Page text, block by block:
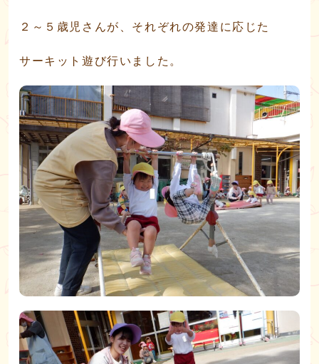
２～５歳児さんが、それぞれの発達に応じた
サーキット遊び行いました。